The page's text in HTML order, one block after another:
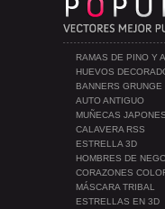
RAMAS DE PINO Y
HUEVOS
BANNERS GRUNGE
AUTO ANTIGUO
MUÑECAS
CALAVERA RSS
ESTRELLA 3D
HOMBRES DE
CORAZONES
MÁSCARA TRIBAL
ESTRELLAS EN 3D